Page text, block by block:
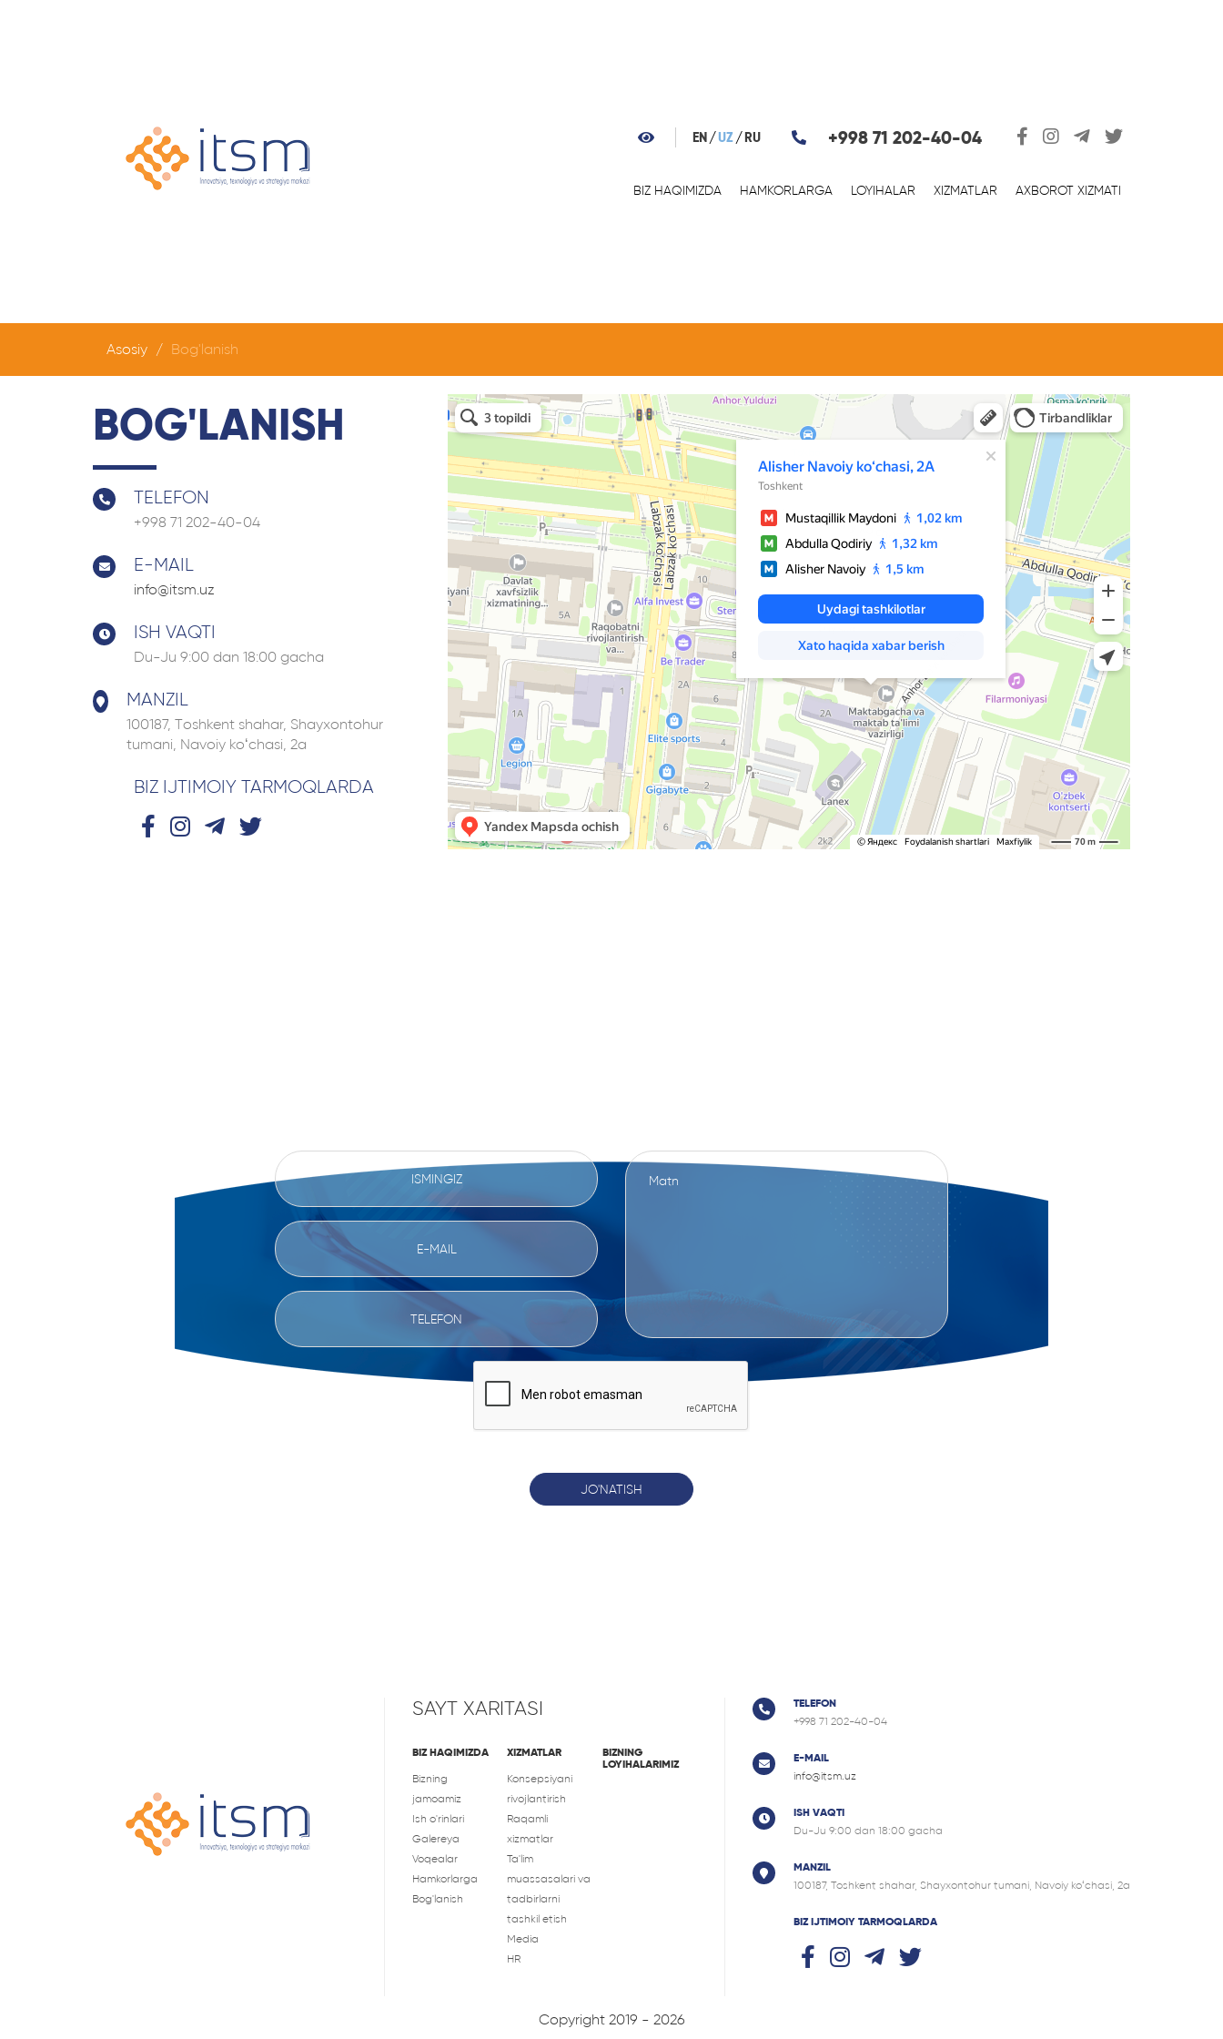
EN UZ RU +998 71 202-40-04
BIZ HAQIMIZDA HAMKORLARGA LOYIHALAR XIZMATLAR AXBOROT XIZMATI
Asosiy Bog'lanish
BOG'LANISH
TELEFON
+998 71 202-40-04
E-MAIL
info@itsm.uz
ISH VAQTI
Du-Ju 9:00 dan 18:00 gacha
MANZIL
100187, Tоshkent shahar, Shayxontohur
tumani, Navoiy ko‘chasi, 2a
BIZ IJTIMOIY TARMOQLARDA
JO'NATISH
SAYT XARITASI
BIZ HAQIMIZDA
Bizning
jamoamiz
Ish o'rinlari
Galereya
Voqealar
Hamkorlarga
Bog'lanish
XIZMATLAR
Konsepsiyani
rivojlantirish
Raqamli
xizmatlar
Ta'lim
muassasalari va
tadbirlarni
tashkil etish
Media
HR
BIZNING
LOYIHALARIMIZ
TELEFON
+998 71 202-40-04
E-MAIL
info@itsm.uz
ISH VAQTI
Du-Ju 9:00 dan 18:00 gacha
MANZIL
100187, Tоshkent shahar, Shayxontohur tumani, Navoiy ko‘chasi, 2a
BIZ IJTIMOIY TARMOQLARDA
Copyright 2019 - 2026